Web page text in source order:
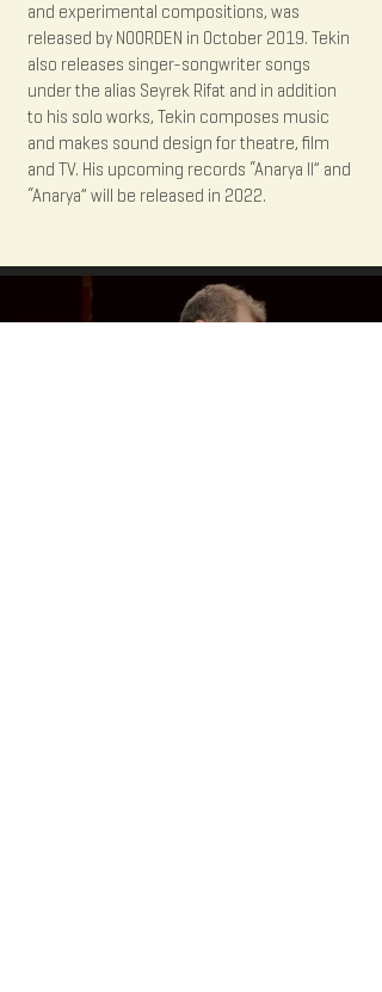
and experimental compositions, was
released by NOORDEN in October 2019. Tekin
also releases singer-songwriter songs
under the alias Seyrek Rifat and in addition
to his solo works, Tekin composes music
and makes sound design for theatre, film
and TV. His upcoming records “Anarya II” and
“Anarya” will be released in 2022.